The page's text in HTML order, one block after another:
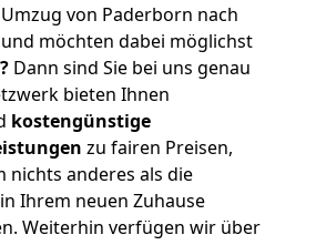
von Paderborn nach
möchten dabei möglichst
Dann sind Sie bei uns genau
bieten Ihnen
kostengünstige
zu fairen Preisen,
nichts anderes als die
Ihrem neuen Zuhause
Weiterhin verfügen wir über